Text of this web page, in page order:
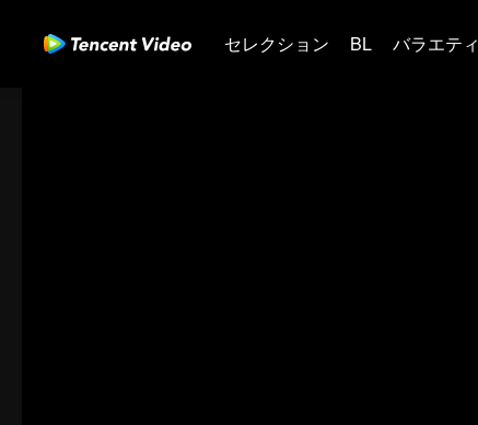
セレクション BL バラエティ